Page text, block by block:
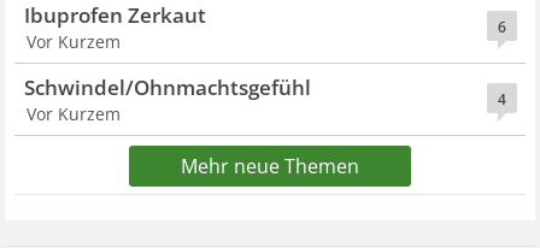
6
Ibuprofen Zerkaut
Vor Kurzem
4
Schwindel/Ohnmachtsgefühl
Vor Kurzem
Mehr neue Themen